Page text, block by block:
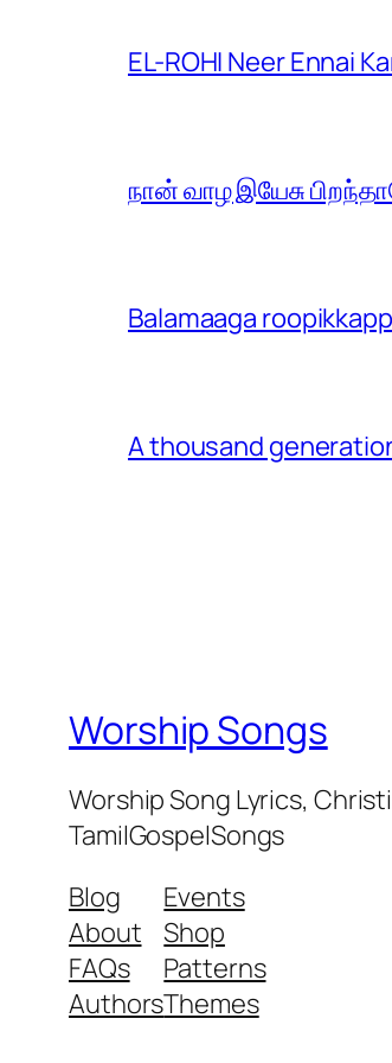
EL-ROHI Neer
நான் வாழ இயேசு
Balamaaga
A thousand
Worship Songs
Worship Song Lyrics,
TamilGospelSongs
Blog
About
FAQs
Authors
Events
Shop
Patterns
Themes